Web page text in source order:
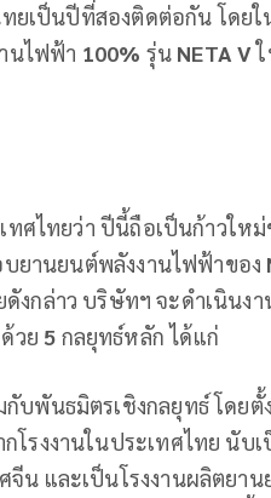
ทยเป็นปีที่สองติดต่อกัน โดย
นไฟฟ้า 100% รุ่น NETA V
ทศไทยว่า ปีนี้ถือเป็นก้าวให
บยานยนต์พลังงานไฟฟ้าของ
งกล่าว บริษัทฯ จะดำเนินง
วย 5 กลยุทธ์หลัก ได้แก่
กับพันธมิตรเชิงกลยุทธ์ โดย
โรงงานในประเทศไทย นับ
จีน และเป็นโรงงานผลิตยา